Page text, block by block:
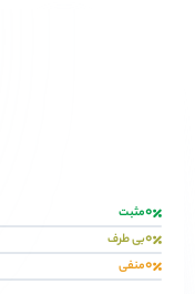
0مثبت
0بی طرف
0منفی